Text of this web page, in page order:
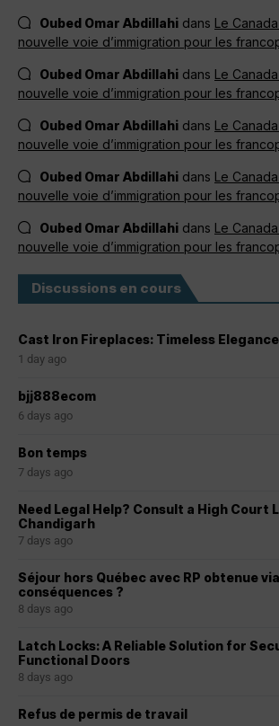
Oubed Omar Abdillahi dans Le
nouvelle voie d’immigration pour les
Oubed Omar Abdillahi dans Le
nouvelle voie d’immigration pour les
Oubed Omar Abdillahi dans Le
nouvelle voie d’immigration pour les
Oubed Omar Abdillahi dans Le
nouvelle voie d’immigration pour les
Oubed Omar Abdillahi dans Le
nouvelle voie d’immigration pour les
Discussions en cours
Cast Iron Fireplaces: Timeless
1 day ago
bjj888ecom
6 days ago
Bon temps
7 days ago
Need Legal Help? Consult a High Court
Chandigarh
7 days ago
Séjour hors Québec avec RP obtenue
conséquences ?
8 days ago
Latch Locks: A Reliable Solution for
Functional Doors
8 days ago
Refus de permis de travail